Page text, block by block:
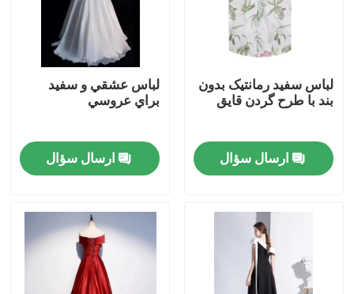
محصولات
لباس سفید رمانتیک بدون
بند با طرح گردن قایق
ارسال سؤال
لباس عشقي و سفيد
براي عروسي
ارسال سؤال